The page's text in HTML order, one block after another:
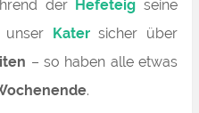
der Hefeteig seine
Katersicher über
– so haben alle etwas
.